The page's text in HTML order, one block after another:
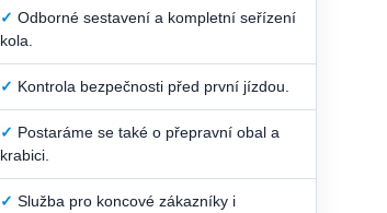
✓ Odborné sestavení a kompletní seřízení
kola.
✓ Kontrola bezpečnosti před první jízdou.
✓ Postaráme se také o přepravní obal a
krabici.
✓ Služba pro koncové zákazníky i